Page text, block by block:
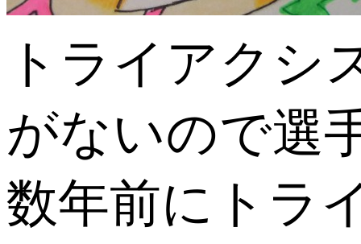
トライアクシ
がないので選
数年前にトラ